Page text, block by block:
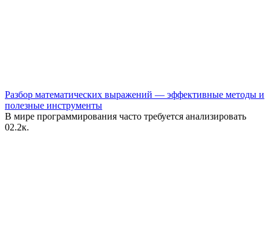
Разбор математических выражений — эффективные методы и
полезные инструменты
В мире программирования часто требуется анализировать
02.2к.